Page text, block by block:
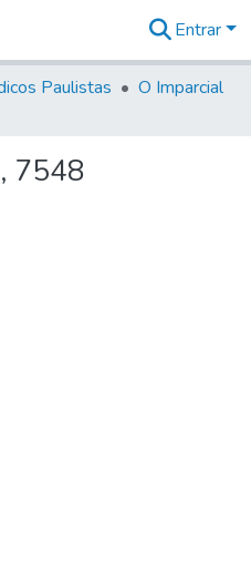
na
Entrar
Paulistas
O Imparcial
7548